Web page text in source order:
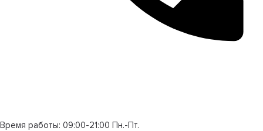
Время работы: 09:00-21:00 Пн.-Пт.